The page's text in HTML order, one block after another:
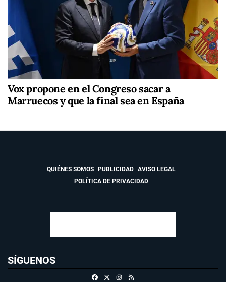
Vox propone en el Congreso sacar a
Marruecos y que la final sea en España
QUIÉNES SOMOS PUBLICIDAD
AVISO LEGAL
POLÍTICA DE PRIVACIDAD
SÍGUENOS
FacebookInstagram